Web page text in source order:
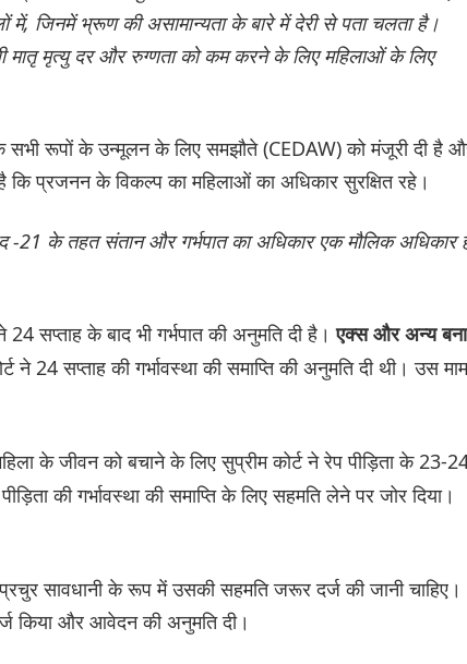
जिनमें भ्रूण की असामान्यता के बारे में देरी से पता चलता है।
मातृ मृत्यु दर और रुग्णता को कम करने के लिए महिलाओं के लिए
रूपों के उन्मूलन के लिए समझौते (CEDAW) को मंजूरी दी है
कि प्रजनन के विकल्प का महिलाओं का अधिकार सुरक्षित रहे।
21 के तहत संतान और गर्भपात का अधिकार एक मौलिक अधिकार
सप्ताह के बाद भी गर्भपात की अनुमति दी है।एक्स और अन्य
ने 24 सप्ताह की गर्भावस्था की समाप्‍ति की अनुमति दी थी। उस
के जीवन को बचाने के लिए सुप्रीम कोर्ट ने रेप पीड़िता के 23-
की गर्भावस्था की समाप्ति के लिए सहमति लेने पर जोर दिया।
सावधानी के रूप में उसकी सहमति जरूर दर्ज की जानी चाहिए।
किया और आवेदन की अनुमति दी।